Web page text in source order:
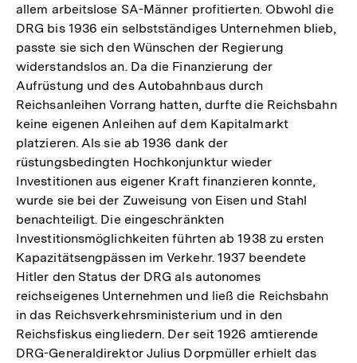
allem arbeitslose SA-Männer profitierten. Obwohl die
DRG bis 1936 ein selbstständiges Unternehmen blieb,
passte sie sich den Wünschen der Regierung
widerstandslos an. Da die Finanzierung der
Aufrüstung und des Autobahnbaus durch
Reichsanleihen Vorrang hatten, durfte die Reichsbahn
keine eigenen Anleihen auf dem Kapitalmarkt
platzieren. Als sie ab 1936 dank der
rüstungsbedingten Hochkonjunktur wieder
Investitionen aus eigener Kraft finanzieren konnte,
wurde sie bei der Zuweisung von Eisen und Stahl
benachteiligt. Die eingeschränkten
Investitionsmöglichkeiten führten ab 1938 zu ersten
Kapazitätsengpässen im Verkehr. 1937 beendete
Hitler den Status der DRG als autonomes
reichseigenes Unternehmen und ließ die Reichsbahn
in das Reichsverkehrsministerium und in den
Reichsfiskus eingliedern. Der seit 1926 amtierende
DRG-Generaldirektor Julius Dorpmüller erhielt das